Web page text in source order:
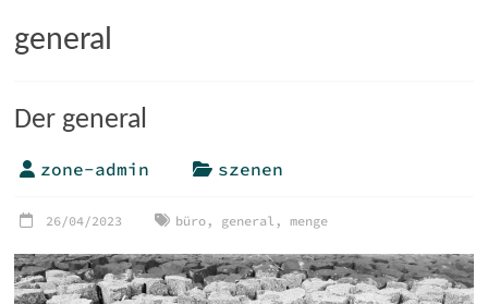
general
Der general
zone-admin szenen
26/04/2023 büro , general ,menge